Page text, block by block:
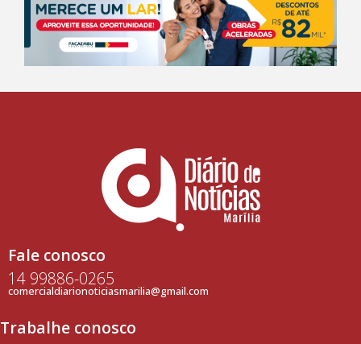
Fale conosco
14 99886-0265
comercialdiarionoticiasmarilia@gmail.com
Trabalhe conosco